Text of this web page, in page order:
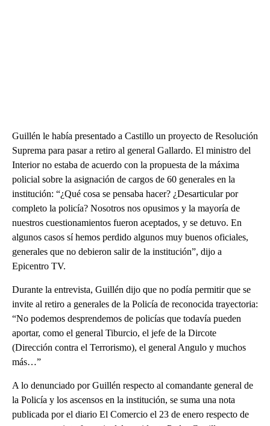
Guillén le había presentado a Castillo un proyecto de Resolución
Suprema para pasar a retiro al general Gallardo. El ministro del
Interior no estaba de acuerdo con la propuesta de la máxima
policial sobre la asignación de cargos de 60 generales en la
institución: “¿Qué cosa se pensaba hacer? ¿Desarticular por
completo la policía? Nosotros nos opusimos y la mayoría de
nuestros cuestionamientos fueron aceptados, y se detuvo. En
algunos casos sí hemos perdido algunos muy buenos oficiales,
generales que no debieron salir de la institución”, dijo a
Epicentro TV.
Durante la entrevista, Guillén dijo que no podía permitir que se
invite al retiro a generales de la Policía de reconocida trayectoria:
“No podemos desprendemos de policías que todavía pueden
aportar, como el general Tiburcio, el jefe de la Dircote
(Dirección contra el Terrorismo), el general Angulo y muchos
más…”
A lo denunciado por Guillén respecto al comandante general de
la Policía y los ascensos en la institución, se suma una nota
publicada por el diario El Comercio el 23 de enero respecto de